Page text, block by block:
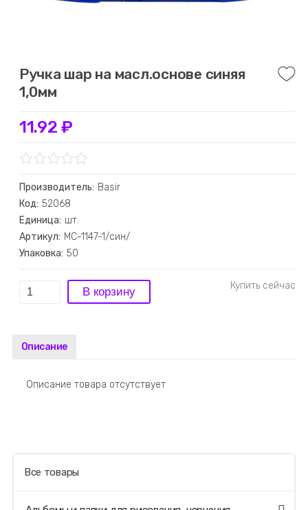
Ручка шар на масл.основе синяя
1,0мм
11.92 ₽
Производитель: Basir
Код: 52068
Единица: шт.
Артикул: МС-1147-1/син/
Упаковка: 50
Описание
Описание товара отсутствует
Все товары